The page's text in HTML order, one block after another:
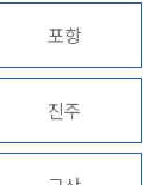
소식/자료
언론보도
공지사항
법률 블로그
법률서식
포항
진주